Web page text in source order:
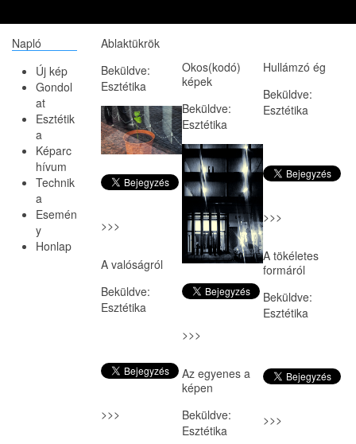
Ablaktükrök
Beküldve:
Esztétika
>>>
A valóságról
Beküldve:
Esztétika
>>>
Okos(kodó)
képek
Beküldve:
Esztétika
>>>
Az egyenes a
képen
Beküldve:
Esztétika
Hullámzó ég
Beküldve:
Esztétika
>>>
A tökéletes
formáról
Beküldve:
Esztétika
>>>
Napló
Új kép
Gondol
at
Esztétik
a
Képarc
hívum
Technik
a
Esemén
y
Honlap